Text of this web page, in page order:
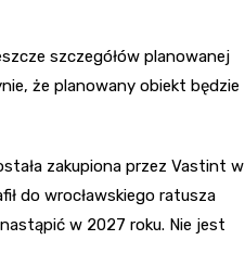
szczegółów planowanej
że planowany obiekt będzie
zakupiona przez Vastint w
do wrocławskiego ratusza
w 2027 roku. Nie jest